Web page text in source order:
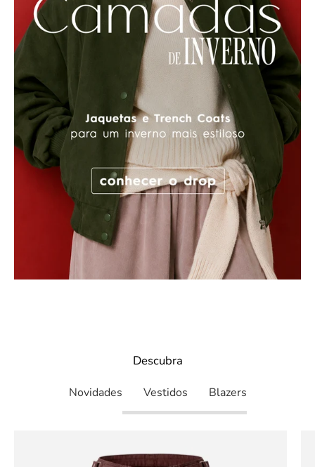
Descubra
Novidades Vestidos Blazers
slideshow